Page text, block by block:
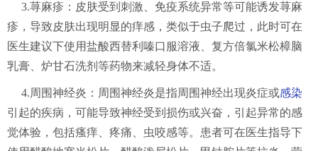
3.荨麻疹：皮肤受到刺激、免疫系统异常等可能诱发荨麻
疹，导致皮肤出现明显的痒感，类似于虫子爬过，此时可在
医生建议下使用盐酸西替利嗪口服溶液、复方倍氯米松樟脑
乳膏、炉甘石洗剂等药物来减轻身体不适。
4.周围神经炎：周围神经炎是指周围神经出现炎症或感染
引起的疾病，可能导致神经受到损伤或兴奋，引起异常的感
觉体验，包括瘙痒、疼痛、虫咬感等。患者可在医生指导下